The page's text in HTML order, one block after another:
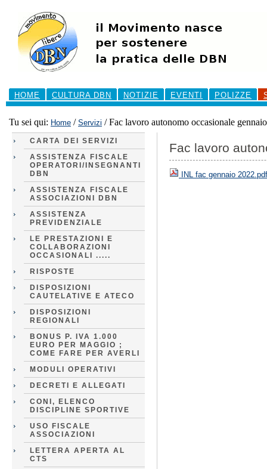
contenuti.
navigazione
Sezioni
HOME
CULTURA DBN NOTIZIE EVENTI POLIZZE
Tu sei qui: Home / Servizi /Fac lavoro autonomo occasionale
CARTA DEI SERVIZI
ASSISTENZA FISCALE
OPERATORI/INSEGNANTI
DBN
ASSISTENZA FISCALE
ASSOCIAZIONI DBN
ASSISTENZA
PREVIDENZIALE
LE PRESTAZIONI E
COLLABORAZIONI
OCCASIONALI .....
RISPOSTE
DISPOSIZIONI
CAUTELATIVE E ATECO
DISPOSIZIONI
REGIONALI
BONUS P. IVA 1.000
EURO PER MAGGIO ;
COME FARE PER AVERLI
MODULI OPERATIVI
DECRETI E ALLEGATI
CONI, ELENCO
DISCIPLINE SPORTIVE
USO FISCALE
ASSOCIAZIONI
LETTERA APERTA AL
CTS
Fac lavoro
INL fac gennaio